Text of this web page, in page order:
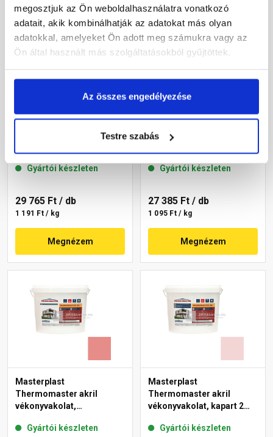
megosztjuk az Ön weboldalhasználatra vonatkozó
adatait, akik kombinálhatják az adatokat más olyan
adatokkal, amelyeket Ön adott meg számukra vagy az
Ön által használt más szolgáltatásokból gyűjtöttek.
Az összes engedélyezése
Testre szabás
Masterplast
Gyártói készleten
29 765 Ft / db
1 191 Ft / kg
Megnézem
Masterplast
Thermomaster akril
Gyártói készleten
27 385 Ft / db
1 095 Ft / kg
Megnézem
Masterplast
Thermomaster akril
vékonyvakolat,
22-D 25 kg
Gyártói készleten
Masterplast
Thermomaster akril
vékonyvakolat, kapart 2
Gyártói készleten